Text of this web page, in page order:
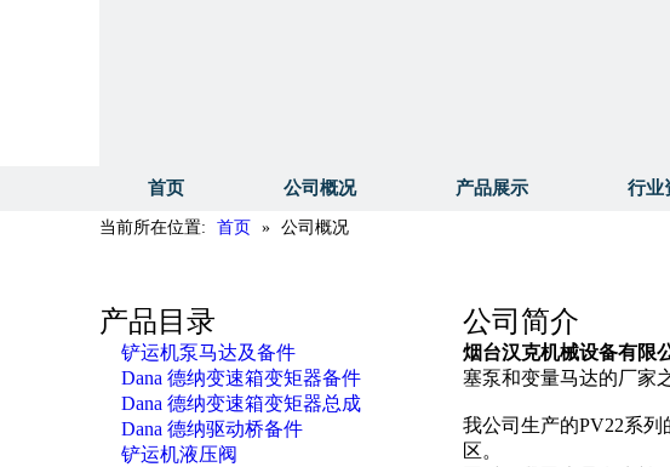
首页 公司概况 产品展示 行业
当前所在位置: 首页 » 公司概况
产品目录
铲运机泵马达及备件
Dana 德纳变速箱变矩器备件
Dana 德纳变速箱变矩器总成
Dana 德纳驱动桥备件
铲运机液压阀
公司简介
烟台汉克机械设备有限
塞泵和变量马达的厂家
我公司生产的PV22系
区。